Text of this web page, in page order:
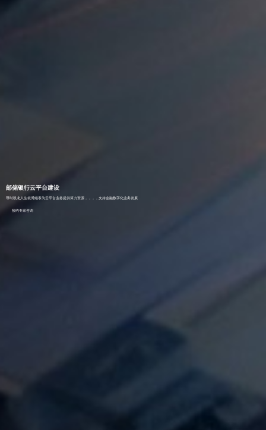
邮储银行云平台建设
尊时凯龙人生就博鲲泰为云平台业务提供算力资源，，，，支持金融数字化业务发展
预约专家咨询